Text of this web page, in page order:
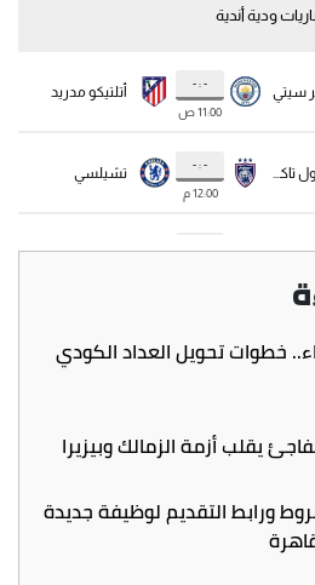
خطوات تحويل العداد الكودي
يقلب أزمة الزمالك وبيزيرا
الشروط ورابط التقديم لوظيفة جديدة